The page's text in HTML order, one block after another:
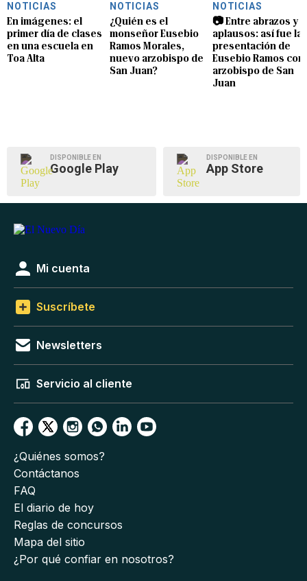
NOTICIAS
En imágenes: el
primer día de clases
en una escuela en
Toa Alta
NOTICIAS
¿Quién es el
monseñor Eusebio
Ramos Morales,
nuevo arzobispo de
San Juan?
NOTICIAS
📷 Entre abrazos y
aplausos: así fue la
presentación de
Eusebio Ramos
arzobispo de San
Juan
DISPONIBLE EN
Google Play
DISPONIBLE EN
App Store
Mi cuenta
Suscríbete
Newsletters
Servicio al cliente
¿Quiénes somos?
Contáctanos
FAQ
El diario de hoy
Reglas de concursos
Mapa del sitio
¿Por qué confiar en nosotros?